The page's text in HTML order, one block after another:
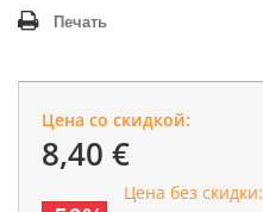
Печать
Цена со скидкой:
8,40 €
Цена без скидки: